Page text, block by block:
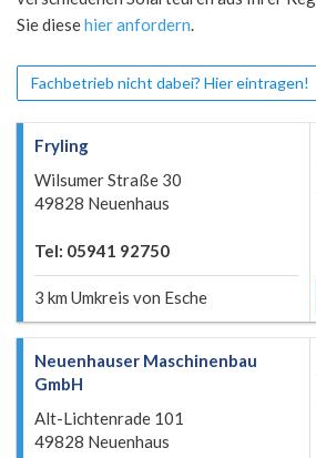
Sie diesehier anfordern.
Fachbetrieb nicht dabei? Hier eintragen!
Fryling
Wilsumer Straße 30
49828 Neuenhaus
Tel: 05941 92750
3 km Umkreis von Esche
Neuenhauser Maschinenbau
GmbH
Alt-Lichtenrade 101
49828 Neuenhaus